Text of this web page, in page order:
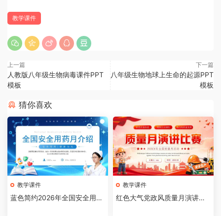
教学课件
上一篇
人教版八年级生物病毒课件PPT
模板
下一篇
八年级生物地球上生命的起源PPT
模板
猜你喜欢
教学课件
蓝色简约2026年全国安全用药
教学课件
红色大气党政风质量月演讲比